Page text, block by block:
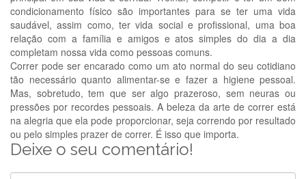
condicionamento físico são importantes para se ter uma vida
saudável, assim como, ter vida social e profissional, uma boa
relação com a família e amigos e atos simples do dia a dia
completam nossa vida como pessoas comuns.
Correr pode ser encarado como um ato normal do seu cotidiano
tão necessário quanto alimentar-se e fazer a higiene pessoal.
Mas, sobretudo, tem que ser algo prazeroso, sem neuras ou
pressões por recordes pessoais. A beleza da arte de correr está
na alegria que ela pode proporcionar, seja correndo por resultado
ou pelo simples prazer de correr. É isso que importa.
Deixe o seu comentário!